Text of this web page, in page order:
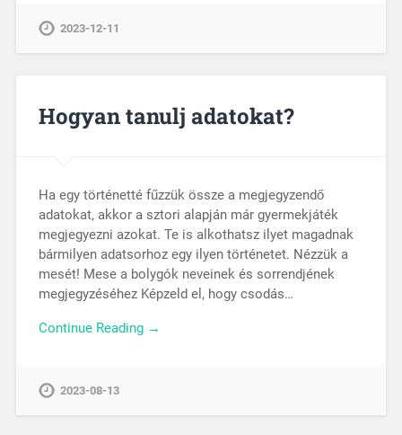
2023-12-11
Hogyan tanulj adatokat?
Ha egy történetté fűzzük össze a megjegyzendő
adatokat, akkor a sztori alapján már gyermekjáték
megjegyezni azokat. Te is alkothatsz ilyet magadnak
bármilyen adatsorhoz egy ilyen történetet. Nézzük a
mesét! Mese a bolygók neveinek és sorrendjének
megjegyzéséhez Képzeld el, hogy csodás…
Continue Reading →
2023-08-13